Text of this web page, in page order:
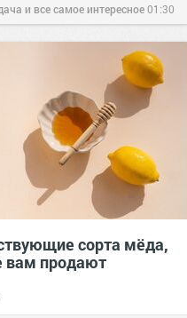
и все самое интересное01:30
сорта мёда,
вам продают